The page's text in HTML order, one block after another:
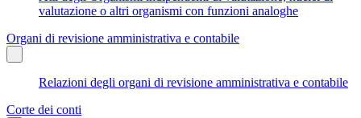
valutazione o altri organismi con funzioni analoghe
Organi di revisione amministrativa e contabile
Relazioni degli organi di revisione amministrativa e contabile
Corte dei conti